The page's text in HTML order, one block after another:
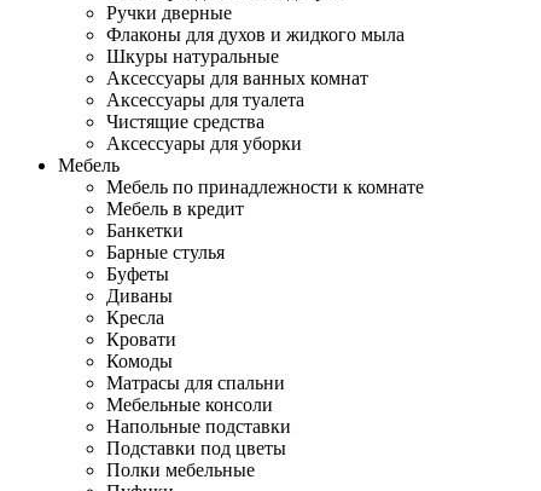
Ручки дверные
Флаконы для духов и жидкого мыла
Шкуры натуральные
Аксессуары для ванных комнат
Аксессуары для туалета
Чистящие средства
Аксессуары для уборки
Мебель
Мебель по принадлежности к комнате
Мебель в кредит
Банкетки
Барные стулья
Буфеты
Диваны
Кресла
Кровати
Комоды
Матрасы для спальни
Мебельные консоли
Напольные подставки
Подставки под цветы
Полки мебельные